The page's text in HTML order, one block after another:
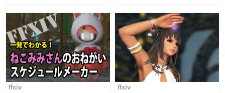
FF14]
ffxiv ffxiv